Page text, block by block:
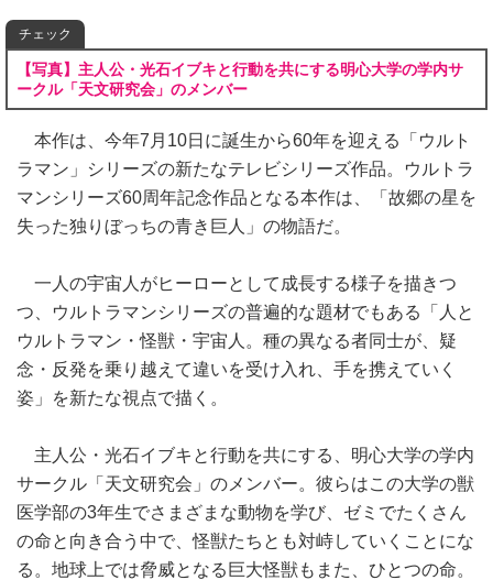
チェック
【写真】主人公・光石イブキと行動を共にする明心大学の学内サ
ークル「天文研究会」のメンバー
本作は、今年7月10日に誕生から60年を迎える「ウルト
ラマン」シリーズの新たなテレビシリーズ作品。ウルトラ
マンシリーズ60周年記念作品となる本作は、「故郷の星を
失った独りぼっちの青き巨人」の物語だ。
一人の宇宙人がヒーローとして成長する様子を描きつ
つ、ウルトラマンシリーズの普遍的な題材でもある「人と
ウルトラマン・怪獣・宇宙人。種の異なる者同士が、疑
念・反発を乗り越えて違いを受け入れ、手を携えていく
姿」を新たな視点で描く。
主人公・光石イブキと行動を共にする、明心大学の学内
サークル「天文研究会」のメンバー。彼らはこの大学の獣
医学部の3年生でさまざまな動物を学び、ゼミでたくさん
の命と向き合う中で、怪獣たちとも対峙していくことにな
る。地球上では脅威となる巨大怪獣もまた、ひとつの命。